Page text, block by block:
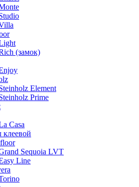
(замок)
Element
Prime
Casa
Sequoia LVT
Line